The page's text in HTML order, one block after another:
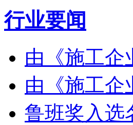
行业要闻
由《施工企
由《施工企
鲁班奖入选